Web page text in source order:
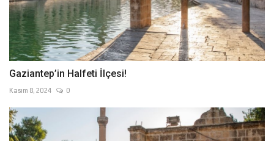
Gaziantep’in Halfeti İlçesi!
Kasım 8, 2024 0